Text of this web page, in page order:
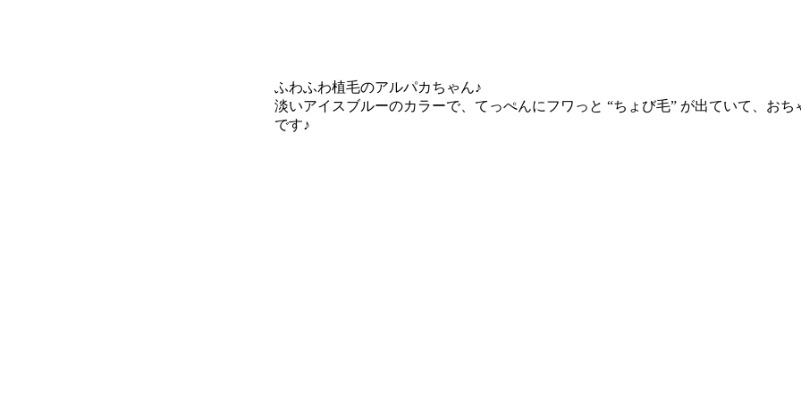
ふわふわ植毛のアルパカちゃん♪
淡いアイスブルーのカラーで、てっぺんにフワっと “ちょび毛” が出ていて、おち
です♪